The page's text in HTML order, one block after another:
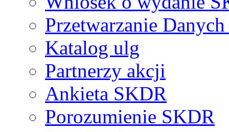
Przetwarzanie
Katalog ulg
Partnerzy akcji
Ankieta SKDR
Porozumienie SKDR